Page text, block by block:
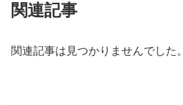
関連記事
関連記事は見つかりませんでした。